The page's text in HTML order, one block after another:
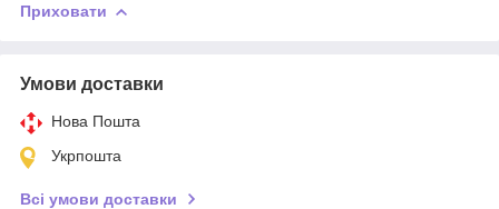
Приховати
Умови доставки
Нова Пошта
Укрпошта
Всі умови доставки